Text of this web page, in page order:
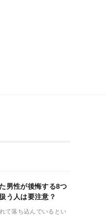
男性が後悔する8つ
う人は要注意？
て落ち込んでいるとい